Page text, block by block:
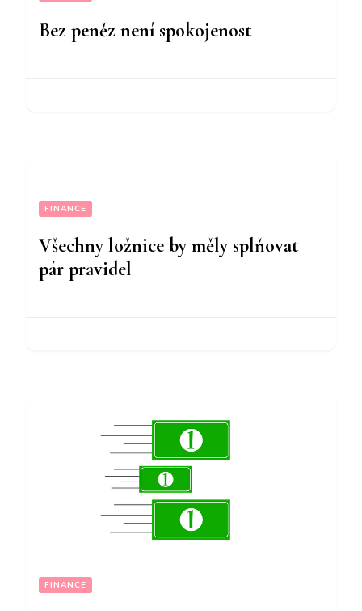
Bez peněz není spokojenost
FINANCE
Všechny ložnice by měly splňovat
pár pravidel
FINANCE